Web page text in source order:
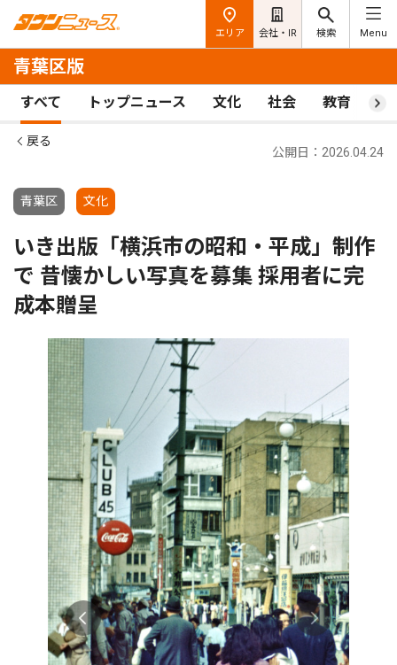
エリア 会社・IR 検索 Menu
青葉区版
すべて トップニュース 文化 社会 教育 ス
戻る
青葉区 文化
公開日：2026.04.24
いき出版「横浜市の昭和・平成」制作
で 昔懐かしい写真を募集 採用者に完
成本贈呈